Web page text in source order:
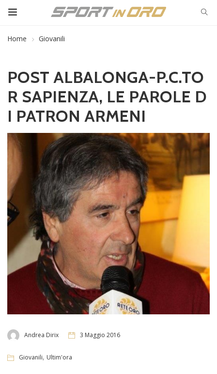
Home Giovanili
POST ALBALONGA-P.C.TO
R SAPIENZA, LE PAROLE D
I PATRON ARMENI
Andrea Dirix 3 Maggio 2016
Giovanili, Ultim'ora